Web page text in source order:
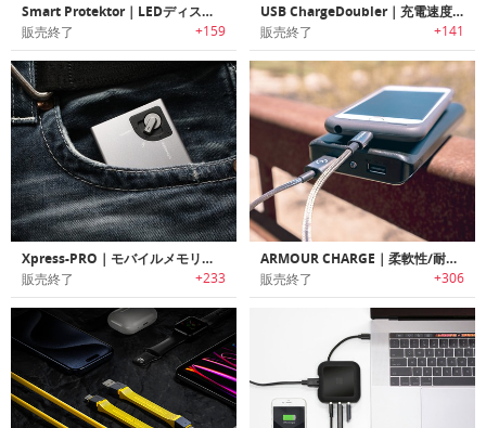
Smart Protektor｜LEDディスプレイ付きで安全に高速充電/データ転送が行えるオールインワンケーブル「スマートプロテクター」
販売終了 +159
USB ChargeDoubler｜充電速度を2倍にする充電ケーブル「USBチャージダブラー」
販売終了 +141
Xpress-PRO｜モバイルメモリー/充電ステーション「エクスプレスプロ」
販売終了 +233
ARMOUR CHARGE｜柔軟性/耐久性に優れたiPhone用ステンレススチール充電ケーブル「アーマーチャージ」
販売終了 +306